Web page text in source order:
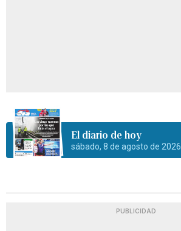
El diario de hoy
sábado, 8 de agosto de 2026
PUBLICIDAD